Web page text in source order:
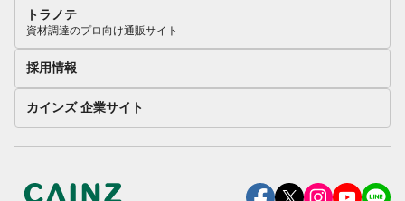
トラノテ
資材調達のプロ向け通販サイト
採用情報
カインズ 企業サイト